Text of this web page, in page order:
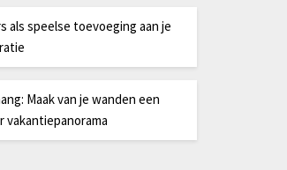
als speelse toevoeging aan je
Maak van je wanden een
vakantiepanorama